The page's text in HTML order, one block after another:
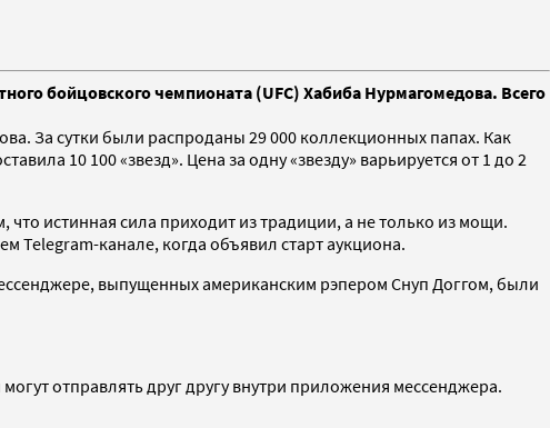
бойцовского чемпионата (UFC) Хабиба Нурмагомедова. Всего
За сутки были распроданы 29 000 коллекционных папах. Как
10 100 «звезд». Цена за одну «звезду» варьируется от 1 до 2
истинная сила приходит из традиции, а не только из мощи.
Telegram-канале, когда объявил старт аукциона.
выпущенных американским рэпером Снуп Доггом, были
отправлять друг другу внутри приложения мессенджера.